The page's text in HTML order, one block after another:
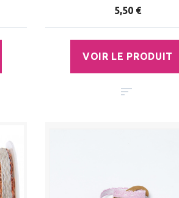
5,50 €
VOIR LE PRODUIT